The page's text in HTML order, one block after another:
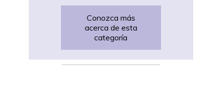
Conozca más
acerca de esta
categoría